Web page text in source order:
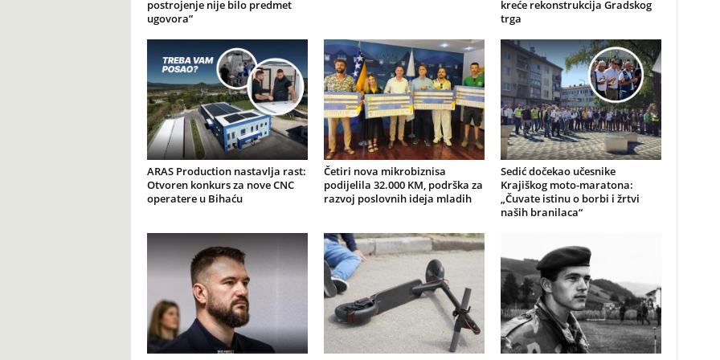
postrojenje nije bilo predmet
ugovora”
kreće rekonstrukcija Gradskog
trga
ARAS Production nastavlja rast:
Otvoren konkurs za nove CNC
operatere u Bihaću
Četiri nova mikrobiznisa
podijelila 32.000 KM, podrška za
razvoj poslovnih ideja mladih
Sedić dočekao učesnike
Krajiškog moto-maratona:
„Čuvate istinu o borbi i žrtvi
naših branilaca“